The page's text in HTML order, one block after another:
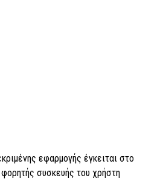
εφαρμογής έγκειται στο
συσκευής του χρήστη